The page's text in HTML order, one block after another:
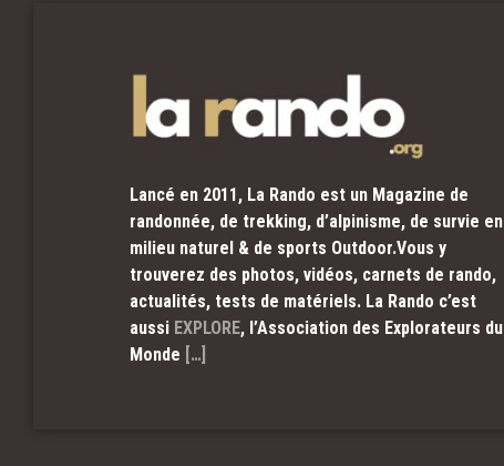
Lancé en 2011, La Rando est un Magazine de
randonnée, de trekking, d’alpinisme, de survie en
milieu naturel & de sports Outdoor.Vous y
trouverez des photos, vidéos, carnets de rando,
actualités, tests de matériels. La Rando c’est
aussi EXPLORE, l’Association des Explorateurs du
Monde […]